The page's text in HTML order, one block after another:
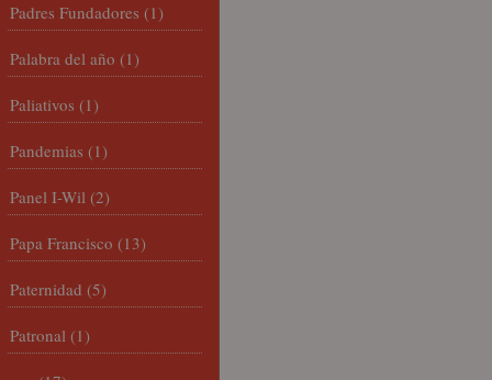
Padres Fundadores (1)
Palabra del año (1)
Paliativos (1)
Pandemias (1)
Panel I-Wil (2)
Papa Francisco (13)
Paternidad (5)
Patronal (1)